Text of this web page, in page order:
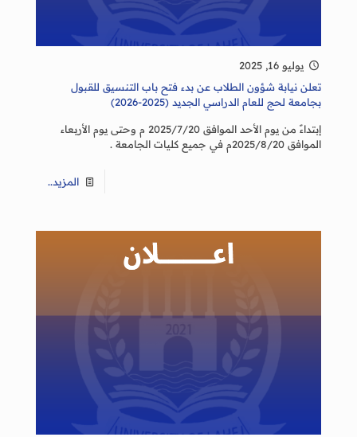
يوليو 16, 2025
تعلن نيابة شؤون الطلاب عن بدء فتح باب التنسيق للقبول
بجامعة لحج للعام الدراسي الجديد (2025-2026)
إبتداءً من يوم الأحد الموافق 2025/7/20 م وحتى يوم الأربعاء
الموافق 2025/8/20م في جميع كليات الجامعة .
المزيد..